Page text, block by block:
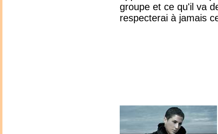
groupe et ce qu'il va
respecterai à jamais